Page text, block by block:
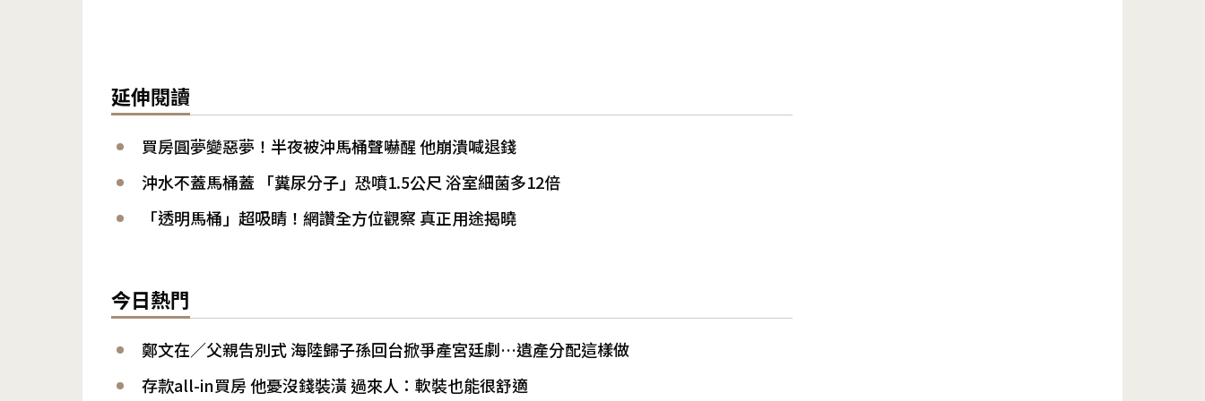
延伸閱讀
買房圓夢變惡夢！半夜被沖馬桶聲嚇醒 他崩潰喊退錢
沖水不蓋馬桶蓋 「糞尿分子」恐噴1.5公尺 浴室細菌多12倍
「透明馬桶」超吸睛！網讚全方位觀察 真正用途揭曉
今日熱門
鄭文在／父親告別式 海陸歸子孫回台掀爭產宮廷劇…遺產分配這樣做
存款all-in買房 他憂沒錢裝潢 過來人：軟裝也能很舒適